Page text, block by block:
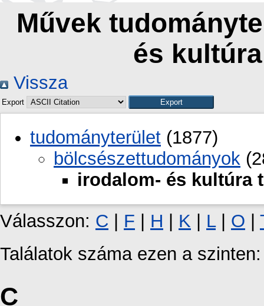
Művek
és
Vissza
Export
tudományterület (1877)
bölcsészettudományok
irodalom- és kultúra
Válasszon: C | F | H | K | L| O |
Találatok száma ezen a
C